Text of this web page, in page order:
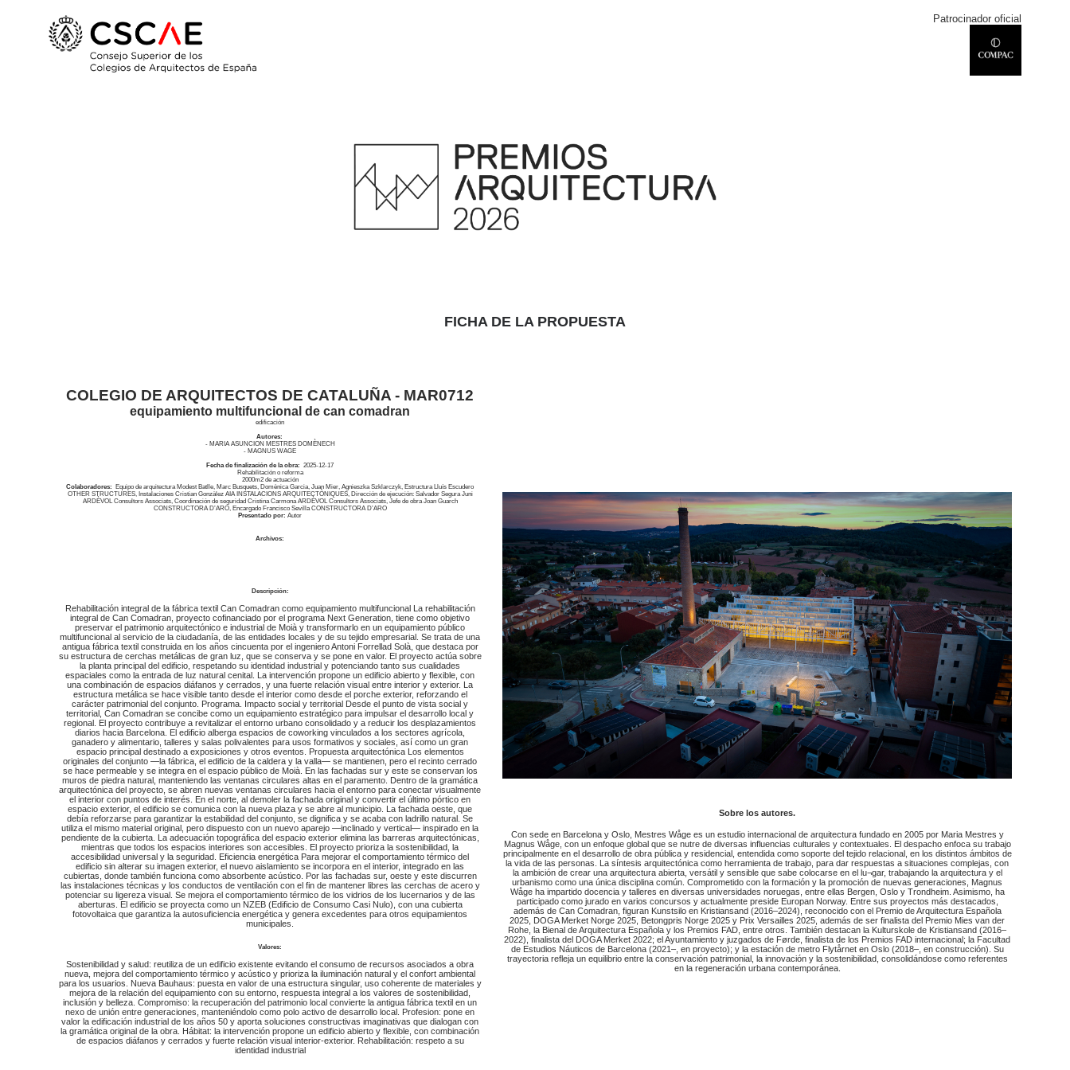
Patrocinador oficial
FICHA DE LA PROPUESTA
COLEGIO DE ARQUITECTOS DE CATALUÑA - MAR0712
equipamiento multifuncional de can comadran
edificación
Autores:
- MARIA ASUNCION MESTRES DOMÈNECH
- MAGNUS WAGE
Fecha de finalización de la obra: 2025-12-17
Rehabilitación o reforma
2000m2 de actuación
Colaboradores:
Equipo de arquitectura Modest Batlle, Marc Busquets, Domènica Garcia, Juan Mier, Agnieszka Szklarczyk, Estructura Lluís Escudero
OTHER STRUCTURES, Instalaciones Cristian Gonzàlez AIA INSTALACIONS ARQUITECTÒNIQUES, Dirección de ejecución: Salvador Segura Juni
ARDÈVOL Consultors Associats, Coordinación de seguridad Cristina Carmona ARDÈVOL Consultors Associats, Jefe de obra Joan Guarch
CONSTRUCTORA D’ARO, Encargado Francisco Sevilla CONSTRUCTORA D’ARO
Presentado por: Autor
Archivos:
Descripción:
Rehabilitación integral de la fábrica textil Can Comadran como equipamiento multifuncional La rehabilitación
integral de Can Comadran, proyecto cofinanciado por el programa Next Generation, tiene como objetivo
preservar el patrimonio arquitectónico e industrial de Moià y transformarlo en un equipamiento público
multifuncional al servicio de la ciudadanía, de las entidades locales y de su tejido empresarial. Se trata de una
antigua fábrica textil construida en los años cincuenta por el ingeniero Antoni Forrellad Solà, que destaca por
su estructura de cerchas metálicas de gran luz, que se conserva y se pone en valor. El proyecto actúa sobre
la planta principal del edificio, respetando su identidad industrial y potenciando tanto sus cualidades
espaciales como la entrada de luz natural cenital. La intervención propone un edificio abierto y flexible, con
una combinación de espacios diáfanos y cerrados, y una fuerte relación visual entre interior y exterior. La
estructura metálica se hace visible tanto desde el interior como desde el porche exterior, reforzando el
carácter patrimonial del conjunto. Programa. Impacto social y territorial Desde el punto de vista social y
territorial, Can Comadran se concibe como un equipamiento estratégico para impulsar el desarrollo local y
regional. El proyecto contribuye a revitalizar el entorno urbano consolidado y a reducir los desplazamientos
diarios hacia Barcelona. El edificio alberga espacios de coworking vinculados a los sectores agrícola,
ganadero y alimentario, talleres y salas polivalentes para usos formativos y sociales, así como un gran
espacio principal destinado a exposiciones y otros eventos. Propuesta arquitectónica Los elementos
originales del conjunto —la fábrica, el edificio de la caldera y la valla— se mantienen, pero el recinto cerrado
se hace permeable y se integra en el espacio público de Moià. En las fachadas sur y este se conservan los
muros de piedra natural, manteniendo las ventanas circulares altas en el paramento. Dentro de la gramática
arquitectónica del proyecto, se abren nuevas ventanas circulares hacia el entorno para conectar visualmente
el interior con puntos de interés. En el norte, al demoler la fachada original y convertir el último pórtico en
espacio exterior, el edificio se comunica con la nueva plaza y se abre al municipio. La fachada oeste, que
debía reforzarse para garantizar la estabilidad del conjunto, se dignifica y se acaba con ladrillo natural. Se
utiliza el mismo material original, pero dispuesto con un nuevo aparejo —inclinado y vertical— inspirado en la
pendiente de la cubierta. La adecuación topográfica del espacio exterior elimina las barreras arquitectónicas,
mientras que todos los espacios interiores son accesibles. El proyecto prioriza la sostenibilidad, la
accesibilidad universal y la seguridad. Eficiencia energética Para mejorar el comportamiento térmico del
edificio sin alterar su imagen exterior, el nuevo aislamiento se incorpora en el interior, integrado en las
cubiertas, donde también funciona como absorbente acústico. Por las fachadas sur, oeste y este discurren
las instalaciones técnicas y los conductos de ventilación con el fin de mantener libres las cerchas de acero y
potenciar su ligereza visual. Se mejora el comportamiento térmico de los vidrios de los lucernarios y de las
aberturas. El edificio se proyecta como un NZEB (Edificio de Consumo Casi Nulo), con una cubierta
fotovoltaica que garantiza la autosuficiencia energética y genera excedentes para otros equipamientos
municipales.
Valores:
Sostenibilidad y salud: reutiliza de un edificio existente evitando el consumo de recursos asociados a obra
nueva, mejora del comportamiento térmico y acústico y prioriza la iluminación natural y el confort ambiental
para los usuarios. Nueva Bauhaus: puesta en valor de una estructura singular, uso coherente de materiales y
mejora de la relación del equipamiento con su entorno, respuesta integral a los valores de sostenibilidad,
inclusión y belleza. Compromiso: la recuperación del patrimonio local convierte la antigua fábrica textil en un
nexo de unión entre generaciones, manteniéndolo como polo activo de desarrollo local. Profesion: pone en
valor la edificación industrial de los años 50 y aporta soluciones constructivas imaginativas que dialogan con
la gramática original de la obra. Hábitat: la intervención propone un edificio abierto y flexible, con combinación
de espacios diáfanos y cerrados y fuerte relación visual interior-exterior. Rehabilitación: respeto a su
identidad industrial
Sobre los autores.
Con sede en Barcelona y Oslo, Mestres Wåge es un estudio internacional de arquitectura fundado en 2005 por Maria Mestres y
Magnus Wåge, con un enfoque global que se nutre de diversas influencias culturales y contextuales. El despacho enfoca su trabajo
principalmente en el desarrollo de obra pública y residencial, entendida como soporte del tejido relacional, en los distintos ámbitos de
la vida de las personas. La síntesis arquitectónica como herramienta de trabajo, para dar respuestas a situaciones complejas, con
la ambición de crear una arquitectura abierta, versátil y sensible que sabe colocarse en el lu¬gar, trabajando la arquitectura y el
urbanismo como una única disciplina común. Comprometido con la formación y la promoción de nuevas generaciones, Magnus
Wåge ha impartido docencia y talleres en diversas universidades noruegas, entre ellas Bergen, Oslo y Trondheim. Asimismo, ha
participado como jurado en varios concursos y actualmente preside Europan Norway. Entre sus proyectos más destacados,
además de Can Comadran, figuran Kunstsilo en Kristiansand (2016–2024), reconocido con el Premio de Arquitectura Española
2025, DOGA Merket Norge 2025, Betongpris Norge 2025 y Prix Versailles 2025, además de ser finalista del Premio Mies van der
Rohe, la Bienal de Arquitectura Española y los Premios FAD, entre otros. También destacan la Kulturskole de Kristiansand (2016–
2022), finalista del DOGA Merket 2022; el Ayuntamiento y juzgados de Førde, finalista de los Premios FAD internacional; la Facultad
de Estudios Náuticos de Barcelona (2021–, en proyecto); y la estación de metro Flytårnet en Oslo (2018–, en construcción). Su
trayectoria refleja un equilibrio entre la conservación patrimonial, la innovación y la sostenibilidad, consolidándose como referentes
en la regeneración urbana contemporánea.